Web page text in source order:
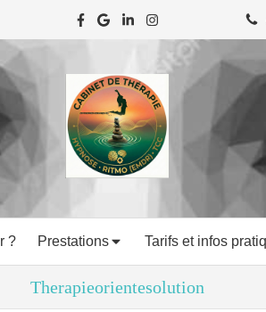
? Prestations Tarifs et infos
Therapieorientesolution